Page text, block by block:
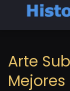
Arte